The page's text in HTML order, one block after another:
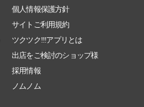
個人情報保護方針
サイトご利用規約
ツクツク!!!アプリとは
出店をご検討のショップ様
採用情報
ノムノム